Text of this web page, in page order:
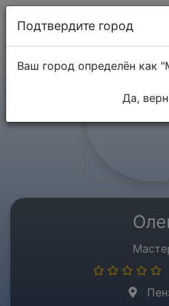
Подтвердите город
Ваш город определён как
Да,